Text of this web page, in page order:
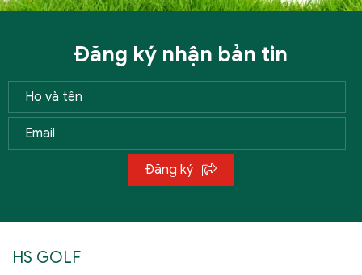
Đăng ký nhận bản tin
Đăng ký
HS GOLF